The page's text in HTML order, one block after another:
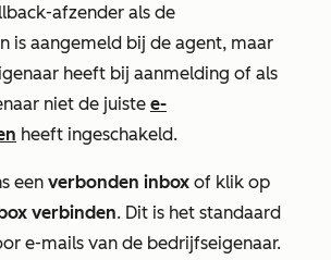
afzender als de
is aangemeld bij de agent, maar
heeft bij aanmelding of als
niet de juiste e-
heeft ingeschakeld.
een verbonden inbox of klik op
verbinden. Dit is het standaard
e-mails van de bedrijfseigenaar.